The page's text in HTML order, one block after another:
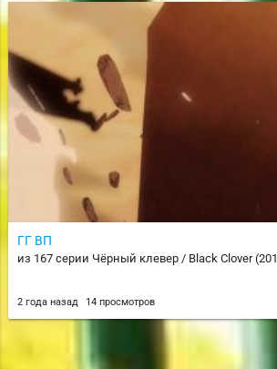
ГГ ВП
из 167 серии Чёрный клевер / Black Clover
2 года назад 14 просмотров